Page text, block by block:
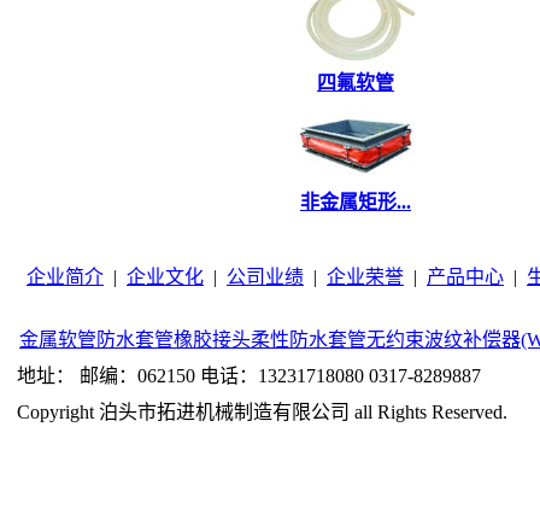
四氟软管
非金属矩形...
企业简介 | 企业文化 | 公司业绩 | 企业荣誉 | 产品中心 |
金属软管 防水套管橡胶接头柔性防水套管无约束波纹补偿器
地址： 邮编：062150 电话：13231718080 0317-8289887
Copyright 泊头市拓进机械制造有限公司 all Rights Reserved.